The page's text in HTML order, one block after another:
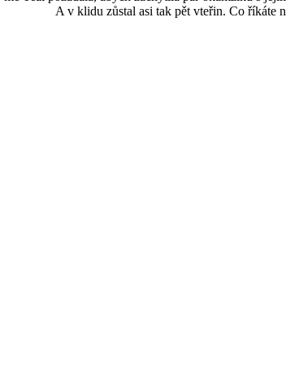
A v klidu zůstal asi tak pět vteřin. Co říkáte